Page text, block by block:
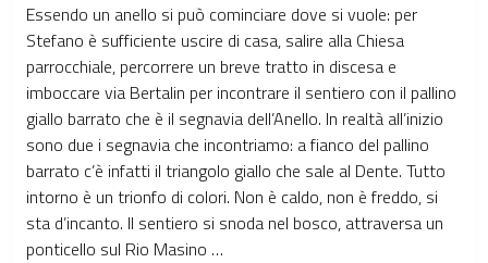
Essendo un anello si può cominciare dove si vuole: per
Stefano è sufficiente uscire di casa, salire alla Chiesa
parrocchiale, percorrere un breve tratto in discesa e
imboccare via Bertalin per incontrare il sentiero con il pallino
giallo barrato che è il segnavia dell’Anello. In realtà all’inizio
sono due i segnavia che incontriamo: a fianco del pallino
barrato c’è infatti il triangolo giallo che sale al Dente. Tutto
intorno è un trionfo di colori. Non è caldo, non è freddo, si
sta d’incanto. Il sentiero si snoda nel bosco, attraversa un
ponticello sul Rio Masino …